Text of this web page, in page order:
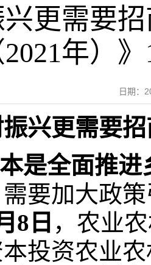
兴更需要
年）
日期：
兴更需要
是全面推
需要加大政
8日 ，农业
本投资农业